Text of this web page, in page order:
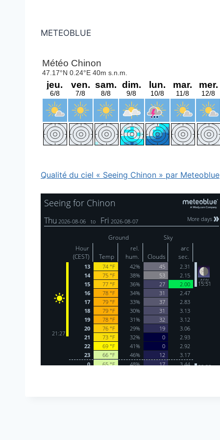
METEOBLUE
Qualité du ciel « Seeing Chinon » par Meteoblue